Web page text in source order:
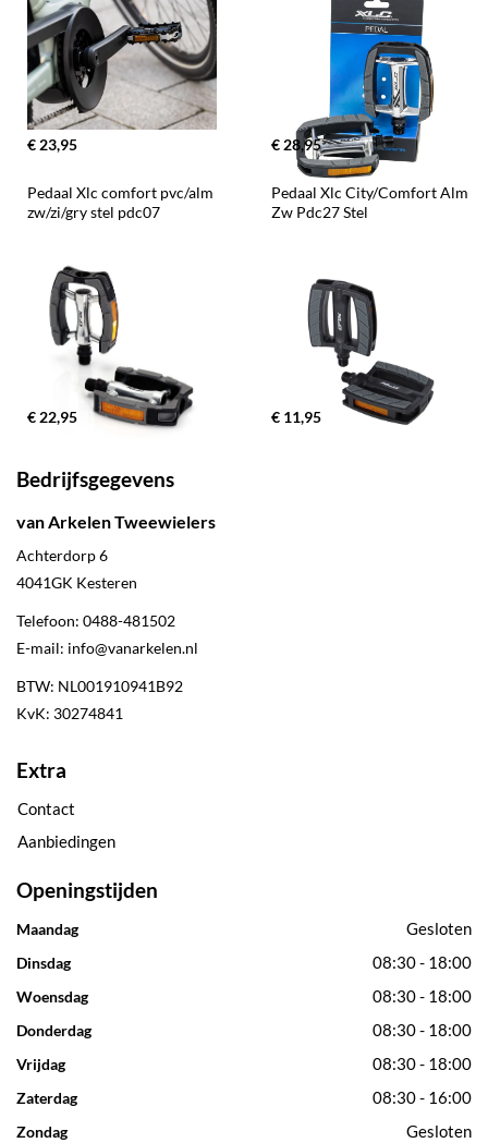
€ 23,95 € 28,95
Pedaal Xlc comfort pvc/alm
zw/zi/gry stel pdc07
€ 22,95
Pedaal Xlc City/Comfort Alm
Zw Pdc27 Stel
€ 11,95
Bedrijfsgegevens
van Arkelen Tweewielers
Achterdorp 6
4041GK Kesteren
Telefoon: 0488-481502
E-mail: info@vanarkelen.nl
BTW: NL001910941B92
KvK: 30274841
Extra
Contact
Aanbiedingen
Openingstijden
Maandag Gesloten
Dinsdag 08:30 - 18:00
Woensdag 08:30 - 18:00
Donderdag 08:30 - 18:00
Vrijdag 08:30 - 18:00
Zaterdag 08:30 - 16:00
Zondag Gesloten